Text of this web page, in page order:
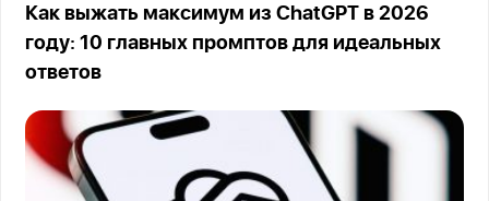
Как выжать максимум из ChatGPT в 2026
году: 10 главных промптов для идеальных
ответов